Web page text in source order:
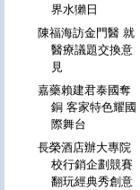
界水獺日
陳福海訪金門醫 就
醫療議題交換意
見
嘉藥賴建君泰國奪
銅 客家特色耀國
際舞台
長榮酒店辦大專院
校行銷企劃競賽
翻玩經典秀創意